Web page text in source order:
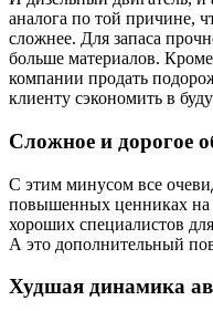
аналога по той причине,
сложнее. Для запаса
больше материалов.
компании продать
клиенту сэкономить в
Сложное и дорогое
С этим минусом все
повышенных ценниках на
хороших специалистов
А это дополнительный
Худшая динамика